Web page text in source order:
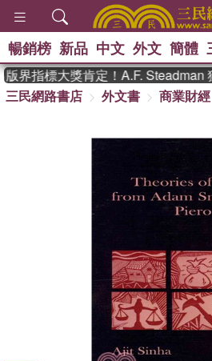
熱搜： 東
登輝時代
偉大的迷
暢銷榜 新品 中文 外文 簡體
界指標大獎肯定！A.F. Steadman
三民網路書店
外文書
商業財經